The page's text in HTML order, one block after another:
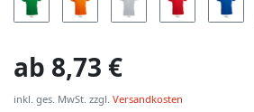
ab 8,73 €
inkl. ges. MwSt. zzgl. Versandkosten